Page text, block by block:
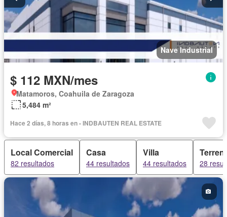
Nave Industrial
$ 112 MXN/mes
Matamoros, Coahuila de Zaragoza
5,484 m²
Hace 2 días, 8 horas en - INDBAUTEN REAL ESTATE
Local Comercial
82 resultados
Casa
44 resultados
Villa
44 resultados 28